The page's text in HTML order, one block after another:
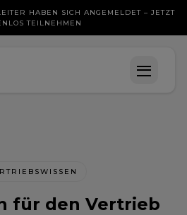
HABEN SICH ANGEMELDET – JETZT
TEILNEHMEN
für den Vertrieb